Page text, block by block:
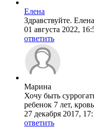
Елена
Здравствуйте.
01 августа 2022,
ответить
Марина
Хочу быть
ребенок 7 лет,
27 декабря 2017,
ответить